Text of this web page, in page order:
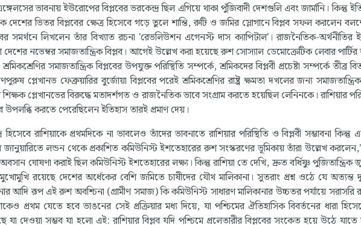
ভাবনায় ইউরোপের বিপ্লবের ভরকেন্দ্র ছিল এগিয়ে থাকা পুঁজিবাদী দেশগুলি এবং জার্মানি। কিন্তু
দেশের ভিতর বিপ্লবের ক্ষেত্র হিসেবে গড়ে তুলে শান্তি, রুটি ও জমির স্লোগানে বিপ্লব সফল করলেন
সমর্থনে লিখলেন তাঁর বিখ্যাত রচনা 'রেভলিউশন এগেনস্ট দাস ক্যাপিটাল'। রাজনৈতিক-অর্থনীতির
দেশের নভেম্বর সমাজতান্ত্রিক বিপ্লব। আগেই উল্লেখ করা হয়েছে রুশ সোস্যাল ডেমোক্রেটিক লেবার পার্টির
সমাজতান্ত্রিক বিপ্লবের উপযুক্ত পরিস্থিতি সম্পর্কে, শ্রমিকদের বিপ্লবী প্রচেষ্টা সম্পর্কে তীব্র
প্লেখানভ ফেব্রুয়ারির বুর্জোয়া বিপ্লবের পরেই শ্রমিকশ্রেণির রাষ্ট্র ক্ষমতা দখলের জন্য
প্লেখানভের বিরুদ্ধে মতাদর্শগত ও রাজনৈতিক ভাবে সংগ্রাম করতে হয়েছিল লেনিনকে। রাশিয়ার
করতে পেরেছিলেন ইতিহাস তারই প্রমাণ দেয়।
হিসেবে রাশিয়াকে প্রথমদিকে না ভাবলেও তাঁদের ভাবনাতে রাশিয়ার পরিস্থিতি ও বিপ্লবী সম্ভাবনা কিন্তু
লন্ডন থেকে প্রকাশিত কমিউনিস্ট ইশতেহারের রুশ সংস্করণের ভূমিকায় তাঁরা উল্লেখ
ঘোষণা করাই ছিল কমিউনিস্ট ইশতেহারের লক্ষ্য। কিন্তু রাশিয়া তে দেখি, দ্রুত বর্ধিষ্ণু পুজিতান্ত্রিক
রয়েছে দেশের অর্ধেকের বেশি জমিতে চাষীদের যৌথ মালিকানা। সুতরাং প্রশ্ন ওঠে যে অত্যন্ত
আদি রূপ এই রুশ অবশ্চিনা (গ্রামীণ সমাজ) কি কমিউনিস্ট সাধারণ মালিকানার উচ্চতর পর্যায়ে সরাসরি
প্রথম যেতে হবে ভাঙনের সেই প্রক্রিয়ার মধ্য দিয়ে, যা পশ্চিমের ঐতিহাসিক বিবর্তনের ধারা
দেওয়া সম্ভব যা হলো এই: রাশিয়ার বিপ্লব যদি পশ্চিমে প্রলেতারীর বিপ্লবের সংকেত হয়ে উঠে যাতে